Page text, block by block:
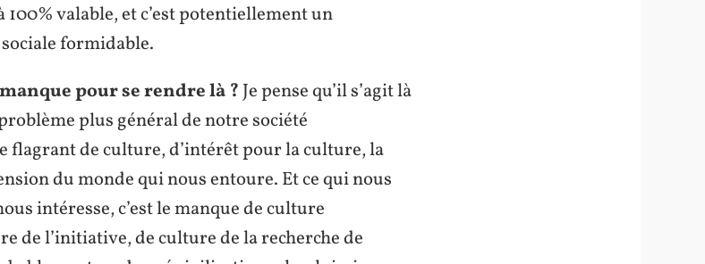
100% valable, et c’est potentiellement un
formidable.
pour se rendre là ? Je pense qu’il s’agit là
plus général de notre société
flagrant de culture, d’intérêt pour la culture, la
du monde qui nous entoure. Et ce qui nous
intéresse, c’est le manque de culture
de l’initiative, de culture de la recherche de